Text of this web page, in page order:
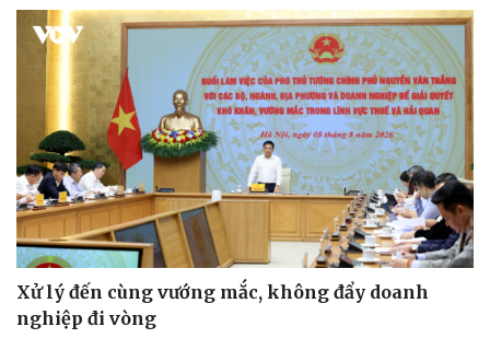
Xử lý đến cùng vướng mắc, không đẩy doanh
nghiệp đi vòng